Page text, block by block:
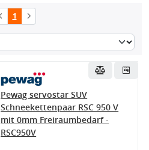
1
Pewag servostar SUV
Schneekettenpaar RSC 950 V
mit 0mm Freiraumbedarf -
RSC950V